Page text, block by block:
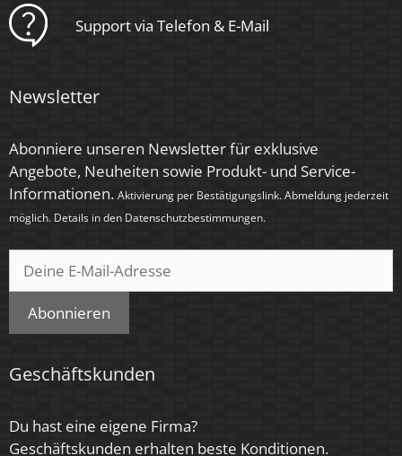
Support via Telefon & E-Mail
Newsletter
Abonniere unseren Newsletter für exklusive
Angebote, Neuheiten sowie Produkt- und Service-
Informationen. Aktivierung per Bestätigungslink. Abmeldung jederzeit
möglich. Details in den Datenschutzbestimmungen.
Abonnieren
Geschäftskunden
Du hast eine eigene Firma?
Geschäftskunden erhalten beste Konditionen.